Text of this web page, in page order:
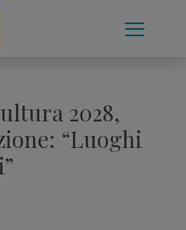
2028,
“Luoghi